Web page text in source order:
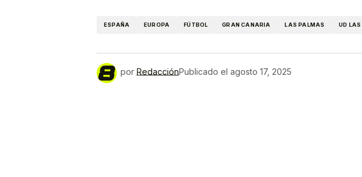
ESPAÑA EUROPA FÚTBOL GRAN CANARIA LAS PALMAS UD
por RedacciónPublicado el agosto 17, 2025